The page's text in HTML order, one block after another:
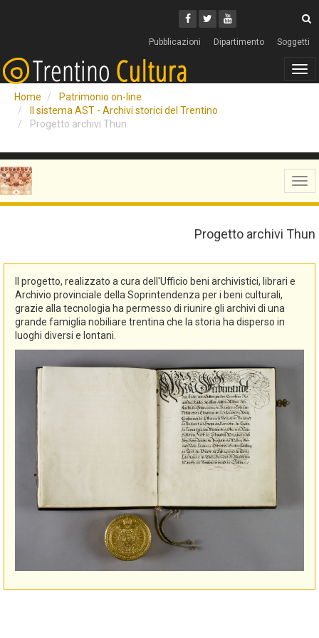
Facebook
Twitter
Youtube
Pubblicazioni Dipartimento Soggetti
Home
Patrimonio on-line
Il sistema AST - Archivi storici del Trentino
Progetto archivi Thun
Progetto archivi Thun
Il progetto, realizzato a cura dell'Ufficio beni archivistici, librari e
Archivio provinciale della Soprintendenza per i beni culturali,
grazie alla tecnologia ha permesso di riunire gli archivi di una
grande famiglia nobiliare trentina che la storia ha disperso in
luoghi diversi e lontani.